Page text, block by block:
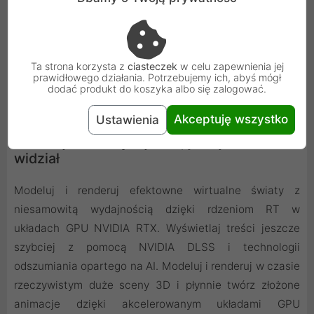
widział
Modeluj i renderuj efektowne wirtualne światy z
niesamowitą wydajnością dzięki rdzeniom RT w
układach GPU NVIDIA RTX. Wyświetlaj treści jeszcze
szybciej z pomocą NVIDIA DLSS i technologii
odszumiania opartego na AI. Modeluj i renderuj w czasie
rzeczywistym duże sceny 3D i płynnie twórz złożone
animacje dzięki akcelerowanym układami GPU
Ta strona korzysta z ciasteczek w celu zapewnienia jej
prawidłowego działania. Potrzebujemy ich, abyś mógł
dodać produkt do koszyka albo się zalogować.
Ustawienia Akceptuję wszystko